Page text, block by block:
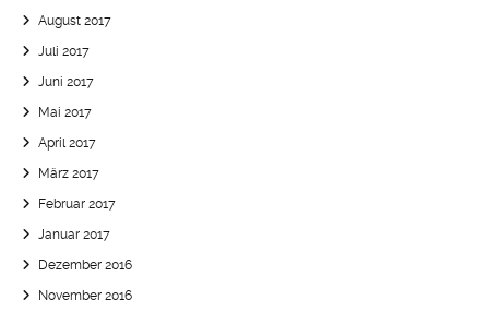
August 2017
Juli 2017
Juni 2017
Mai 2017
April 2017
März 2017
Februar 2017
Januar 2017
Dezember 2016
November 2016